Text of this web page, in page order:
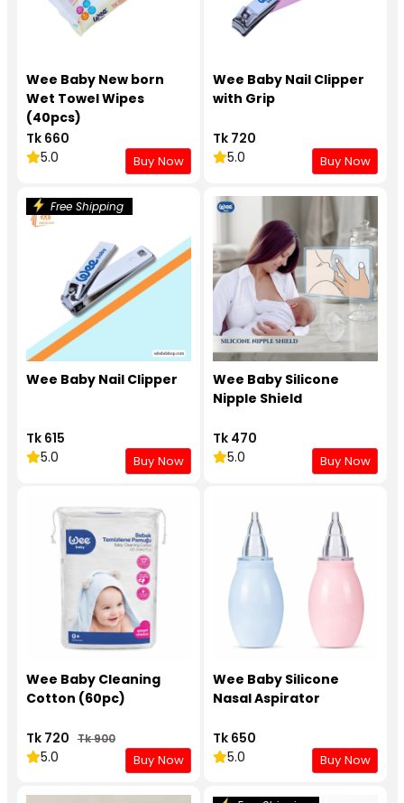
Wee Baby New born
Wet Towel Wipes
(40pcs)
Tk 660
5.0
Buy Now
Wee Baby Nail Clipper
with Grip
Tk 720
5.0
Buy Now
Free Shipping
Wee Baby Nail Clipper
Tk 615
5.0
Buy Now
Wee Baby Silicone
Nipple Shield
Tk 470
5.0
Buy Now
Wee Baby Cleaning
Cotton (60pc)
Tk 720 Tk 900
5.0 Buy Now
Wee Baby Silicone
Nasal Aspirator
Tk 650
5.0
Buy Now